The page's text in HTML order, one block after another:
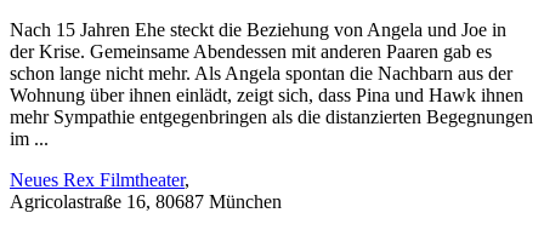
Nach 15 Jahren Ehe steckt die Beziehung von Angela und Joe in
der Krise. Gemeinsame Abendessen mit anderen Paaren gab es
schon lange nicht mehr. Als Angela spontan die Nachbarn aus der
Wohnung über ihnen einlädt, zeigt sich, dass Pina und Hawk ihnen
mehr Sympathie entgegenbringen als die distanzierten Begegnungen
im ...
Neues Rex Filmtheater,
Agricolastraße 16, 80687 München